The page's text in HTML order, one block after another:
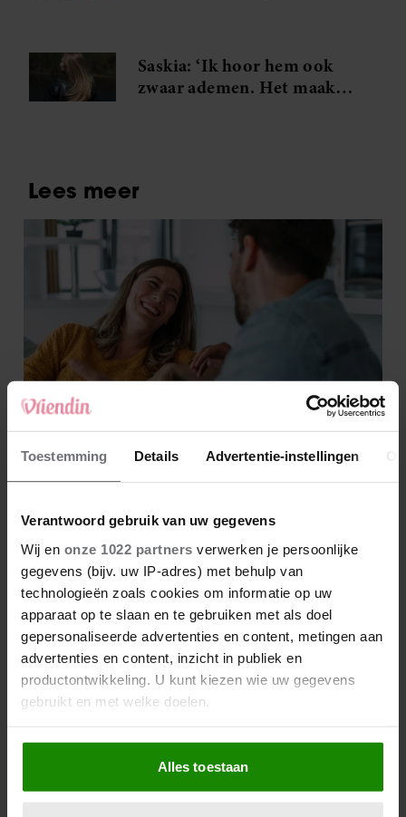
Toestemming Details Advertentie-instellingen
Verantwoord gebruik van uw gegevens
Wij en onze 1022 partners verwerken je persoonlijke
gegevens (bijv. uw IP-adres) met behulp van
technologieën zoals cookies om informatie op uw
apparaat op te slaan en te gebruiken met als doel
gepersonaliseerde advertenties en content, metingen aan
advertenties en content, inzicht in publiek en
productontwikkeling. U kunt kiezen wie uw gegevens
gebruikt en met welke doelen.
Als u het toestaat, willen we ook graag:
Informatie verzamelen over uw geografische
locatie, die tot een paar meter nauwkeurig kan zijn
Alles toestaan
Saskia: ‘Ik hoor hem ook
zwaar ademen. Het maakt